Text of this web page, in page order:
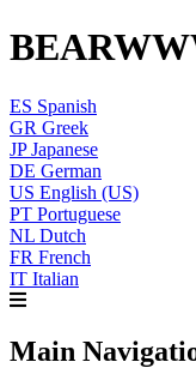
ES Spanish
GR Greek
JP Japanese
DE German
US English (US)
PT Portuguese
NL Dutch
FR French
IT Italian
Main